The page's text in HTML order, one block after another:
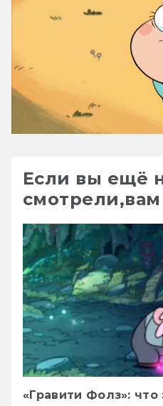
Если вы ещё
«Гравити Фолз»: что